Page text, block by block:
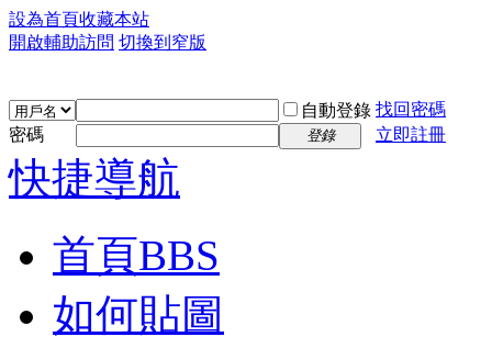
設為首頁收藏本站
開啟輔助訪問 切換到窄版
自動登錄 找回密碼
密碼
登錄 立即註冊
快捷導航
首頁BBS
如何貼圖